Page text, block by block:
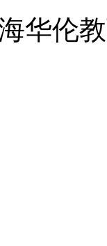
华伦